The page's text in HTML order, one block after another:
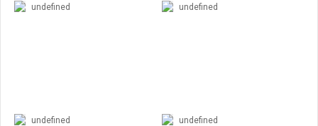
undefined undefined
undefined undefined